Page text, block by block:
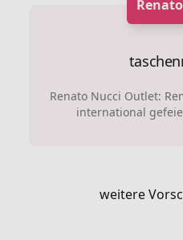
Renato Nucci Outlet:
international
weitere